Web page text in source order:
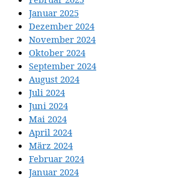
Januar 2025
Dezember 2024
November 2024
Oktober 2024
September 2024
August 2024
Juli 2024
Juni 2024
Mai 2024
April 2024
März 2024
Februar 2024
Januar 2024